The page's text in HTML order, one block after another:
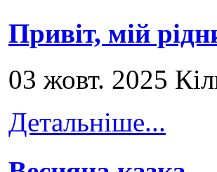
Привіт, мій
03 жовт. 2025
Детальніше...